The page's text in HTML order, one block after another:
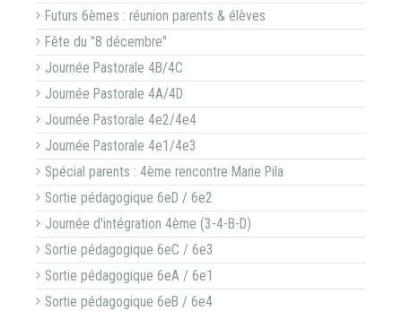
Futurs 6èmes : réunion parents & élèves
Fête du "8 décembre"
Journée Pastorale 4B/4C
Journée Pastorale 4A/4D
Journée Pastorale 4e2/4e4
Journée Pastorale 4e1/4e3
Spécial parents : 4ème rencontre Marie Pila
Sortie pédagogique 6eD / 6e2
Journée d'intégration 4ème (3-4-B-D)
Sortie pédagogique 6eC / 6e3
Sortie pédagogique 6eA / 6e1
Sortie pédagogique 6eB / 6e4